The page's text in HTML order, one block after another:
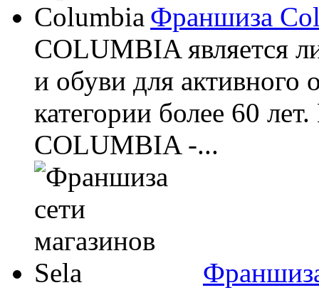
Франшиза
COLUMBIA является
и обуви для активного
категории более 60
COLUMBIA -...